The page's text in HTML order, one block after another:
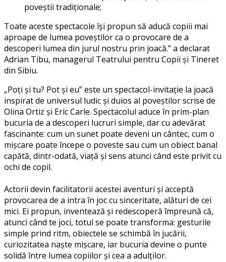
poveștii tradiționale;
Toate aceste spectacole își propun să aducă copiii mai
aproape de lumea poveștilor ca o provocare de a
descoperi lumea din jurul nostru prin joacă.” a declarat
Adrian Tibu, managerul Teatrului pentru Copii și Tineret
din Sibiu.
„Poți și tu? Pot și eu” este un spectacol-invitație la joacă
inspirat de universul ludic și duios al poveștilor scrise de
Olina Ortiz și Eric Carle. Spectacolul aduce în prim-plan
bucuria de a descoperi lucruri simple, dar cu adevărat
fascinante: cum un sunet poate deveni un cântec, cum o
mișcare poate începe o poveste sau cum un obiect banal
capătă, dintr-odată, viață și sens atunci când este privit cu
ochi de copil.
Actorii devin facilitatorii acestei aventuri și acceptă
provocarea de a intra în joc cu sinceritate, alături de cei
mici. Ei propun, inventează și redescoperă împreună că,
atunci când te joci, totul se poate transforma: gesturile
simple prind ritm, obiectele se schimbă în jucării,
curiozitatea naște mișcare, iar bucuria devine o punte
solidă între lumea copiilor și cea a adulților.